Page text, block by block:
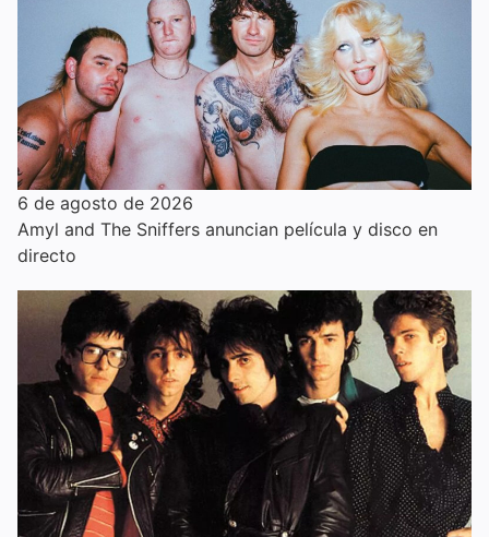
6 de agosto de 2026
Amyl and The Sniffers anuncian película y disco en
directo